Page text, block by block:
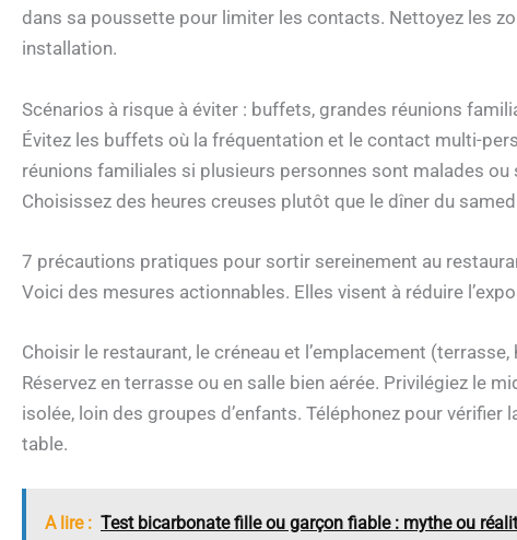
dans sa poussette pour limiter les contacts. Nettoyez les
installation.
Scénarios à risque à éviter : buffets, grandes réunions
Évitez les buffets où la fréquentation et le contact multi-
réunions familiales si plusieurs personnes sont malades
Choisissez des heures creuses plutôt que le dîner du
7 précautions pratiques pour sortir sereinement au
Voici des mesures actionnables. Elles visent à réduire
Choisir le restaurant, le créneau et l’emplacement
Réservez en terrasse ou en salle bien aérée. Privilégiez le
isolée, loin des groupes d’enfants. Téléphonez pour
table.
A lire : Test bicarbonate fille ou garçon fiable : mythe ou